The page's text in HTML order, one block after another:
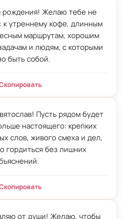
рождения! Желаю тебе не
к утреннему кофе, длинным
маршрутам, хорошим
и людям, с которыми
быть собой.
Пусть рядом будет
настоящего: крепких
слов, живого смеха и дел,
гордиться без лишних
от души! Желаю, чтобы